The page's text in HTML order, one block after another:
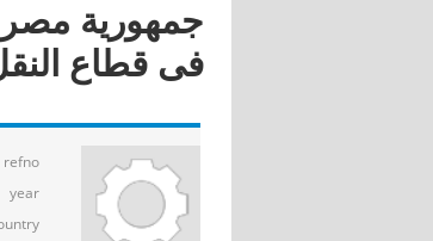
جمهورية مصر
فى قطاع النقل
refno
year